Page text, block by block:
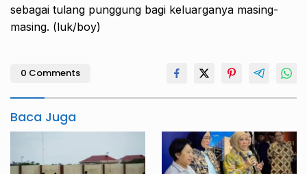
sebagai tulang punggung bagi keluarganya masing-
masing. (luk/boy)
0 Comments
Baca Juga